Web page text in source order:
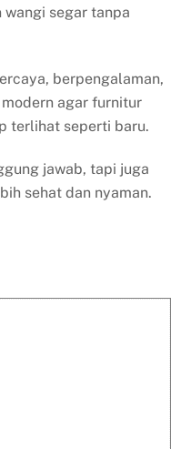
wangi segar tanpa
berpengalaman,
agar furnitur
terlihat seperti baru.
jawab, tapi juga
sehat dan nyaman.